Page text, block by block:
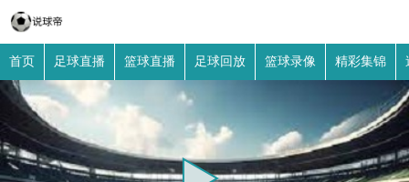
首页 足球直播 篮球直播 足球回放 篮球录像 精彩集锦